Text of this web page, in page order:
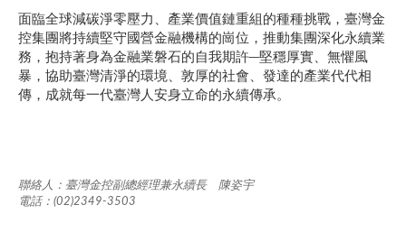
面臨全球減碳淨零壓力、產業價值鏈重組的種種挑戰，臺灣金
控集團將持續堅守國營金融機構的崗位，推動集團深化永續業
務，抱持著身為金融業磐石的自我期許─堅穩厚實、無懼風
暴，協助臺灣清淨的環境、敦厚的社會、發達的產業代代相
傳，成就每一代臺灣人安身立命的永續傳承。
聯絡人：臺灣金控副總經理兼永續長 陳姿宇
電話：(02)2349-3503